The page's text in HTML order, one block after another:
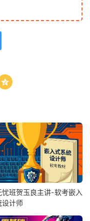
部署.
服务的部署.
调用凭据.
现.
置.mp4 190.
73M
的加解密. mp4 364.45M
mp4 134.68M
192.87M
.mp4 191.92M
如何解决.mp4 277.00M
和节点管理.mp4 173.49M
心的配置.
Stack的部署.mp4 248.81M

忧班贺玉良主讲-软考嵌入
设计师